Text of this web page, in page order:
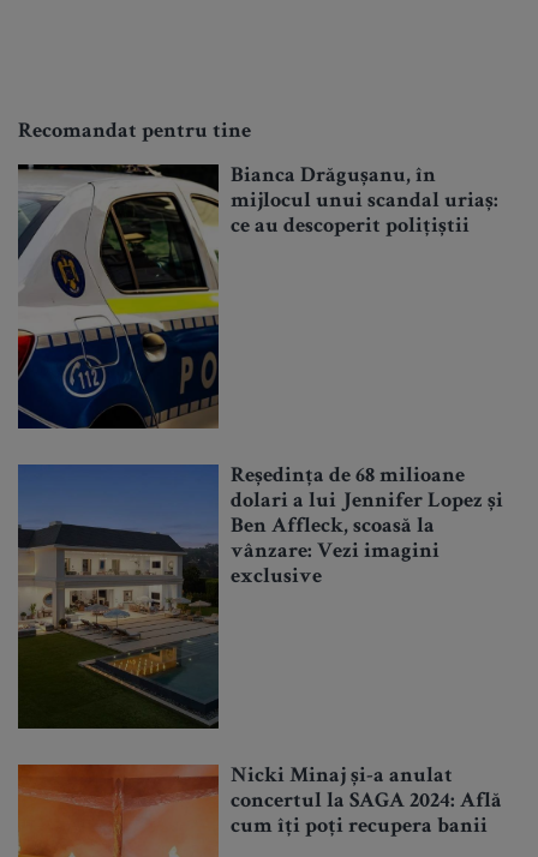
Recomandat pentru tine
Bianca Drăgușanu, în
mijlocul unui scandal uriaș:
ce au descoperit polițiștii
Reședința de 68 milioane
dolari a lui Jennifer Lopez și
Ben Affleck, scoasă la
vânzare: Vezi imagini
exclusive
Nicki Minaj și-a anulat
concertul la SAGA 2024: Află
cum îți poți recupera banii